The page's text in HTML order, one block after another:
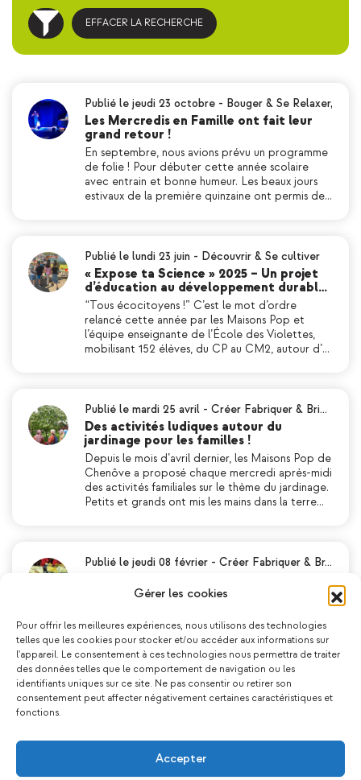
Gérer les cookies
Pour offrir les meilleures expériences, nous utilisons des technologies
telles que les cookies pour stocker et/ou accéder aux informations sur
l'appareil. Le consentement à ces technologies nous permettra de traiter
des données telles que le comportement de navigation ou les
identifiants uniques sur ce site. Ne pas consentir ou retirer son
consentement peut affecter négativement certaines caractéristiques et
fonctions.
Accepter
EFFACER LA RECHERCHE
Publié le jeudi 23 octobre - Bouger & Se Relaxer,
Les Mercredis en Famille ont fait leur
grand retour !
En septembre, nous avions prévu un programme
de folie ! Pour débuter cette année scolaire
avec entrain et bonne humeur. Les beaux jours
estivaux de la première quinzaine ont permis de…
Publié le lundi 23 juin - Découvrir & Se cultiver
« Expose ta Science » 2025 – Un projet
d’éducation au développement durabl…
“Tous écocitoyens !” C’est le mot d’ordre
relancé cette année par les Maisons Pop et
l’équipe enseignante de l’École des Violettes,
mobilisant 152 élèves, du CP au CM2, autour d’…
Publié le mardi 25 avril - Créer Fabriquer & Bri…
Des activités ludiques autour du
jardinage pour les familles !
Depuis le mois d’avril dernier, les Maisons Pop de
Chenôve a proposé chaque mercredi après-midi
des activités familiales sur le thème du jardinage.
Petits et grands ont mis les mains dans la terre…
Publié le jeudi 08 février - Créer Fabriquer & Br…
créatifs !
c’est la folie à la Maison Pop Jaune ! Les après-
midi sont un moment privilégié dans la semaine
pour les familles, où parents et enfants prennen…
Après quatre jours d’immersion totale dans le